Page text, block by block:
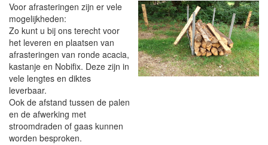
Voor afrasteringen zijn er vele
mogelijkheden:
Zo kunt u bij ons terecht voor
het leveren en plaatsen van
afrasteringen van ronde acacia,
kastanje en Nobifix. Deze zijn in
vele lengtes en diktes
leverbaar.
Ook de afstand tussen de palen
en de afwerking met
stroomdraden of gaas kunnen
worden besproken.